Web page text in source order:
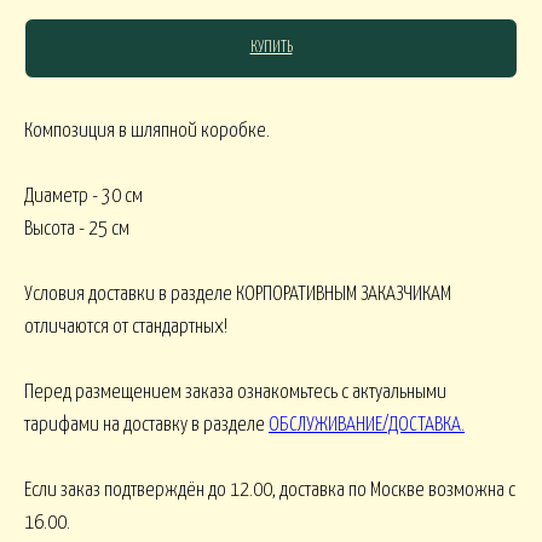
Новогодние
НГ ЁЛКИ БОЛЬШИЕ
НГ ЁЛОЧКИ
НГ настольные ДО 15000
В НАЛИЧИИ
КУПИТЬ
Композиция в шляпной коробке.
Диаметр - 30 см
Высота - 25 см
Условия доставки в разделе КОРПОРАТИВНЫМ ЗАКАЗЧИКАМ
отличаются от стандартных!
Перед размещением заказа ознакомьтесь с актуальными
тарифами на доставку в разделе ОБСЛУЖИВАНИЕ/ДОСТАВКА.
Если заказ подтверждён до 12.00, доставка по Москве возможна с
16.00.